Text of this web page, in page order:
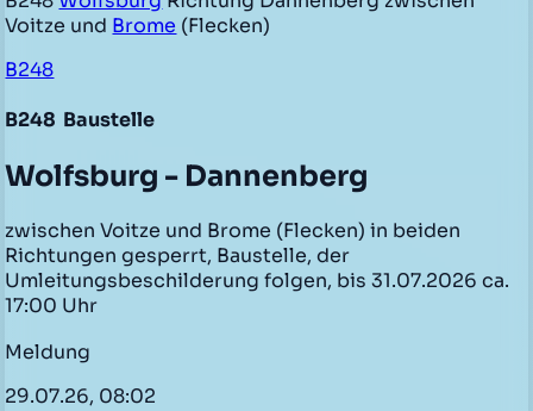
Voitze und Brome (Flecken)
B248
B248 Baustelle
Wolfsburg - Dannenberg
zwischen Voitze und Brome (Flecken) in beiden
Richtungen gesperrt, Baustelle, der
Umleitungsbeschilderung folgen, bis 31.07.2026 ca.
17:00 Uhr
Meldung
29.07.26, 08:02